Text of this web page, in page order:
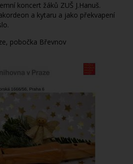
koncert žáků ZUŠ J.Hanuš.
a kytaru a jako překvapení
pobočka Břevnov